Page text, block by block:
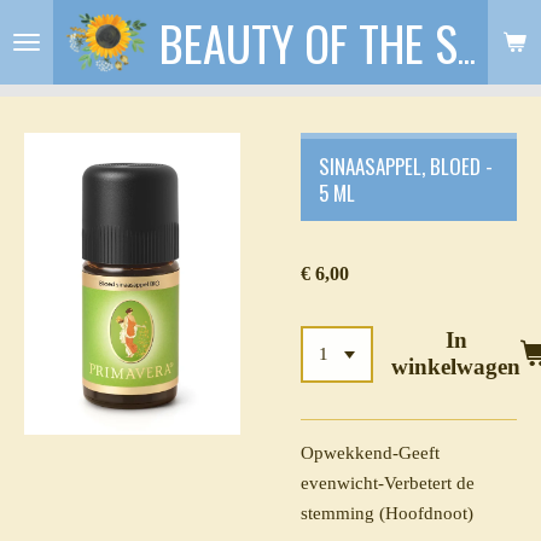
direct
naar
BEAUTY OF THE SOUL
SINAASAPPEL, BLOED -
5 ML
€ 6,00
In
winkelwagen
Opwekkend-Geeft
evenwicht-Verbetert de
stemming (Hoofdnoot)